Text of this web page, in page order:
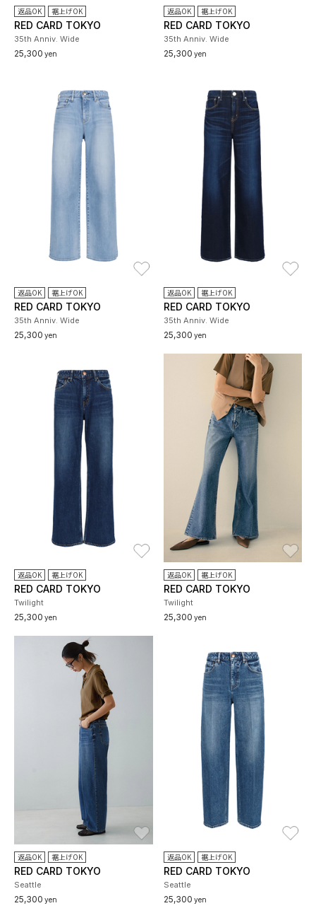
返品OK 裾上げOK
RED CARD TOKYO
35th Anniv. Wide
25,300 yen
返品OK 裾上げOK
RED CARD TOKYO
35th Anniv. Wide
25,300 yen
返品OK 裾上げOK
RED CARD TOKYO
35th Anniv. Wide
25,300 yen
返品OK 裾上げOK
RED CARD TOKYO
35th Anniv. Wide
25,300 yen
お気に入り
返品OK 裾上げOK
RED CARD TOKYO
Twilight
25,300 yen
返品OK 裾上げOK
RED CARD TOKYO
Twilight
25,300 yen
返品OK 裾上げOK
RED CARD TOKYO
Seattle
25,300 yen
返品OK 裾上げOK
RED CARD TOKYO
Seattle
25,300 yen